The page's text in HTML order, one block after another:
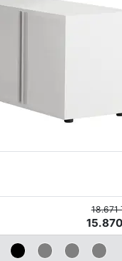
18.671
15.870